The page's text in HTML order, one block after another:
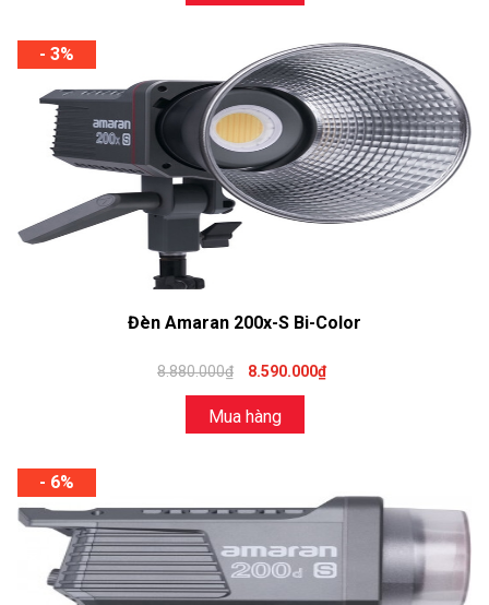
- 3%
Đèn Amaran 200x-S Bi-Color
8.880.000₫ 8.590.000₫
Mua hàng
- 6%